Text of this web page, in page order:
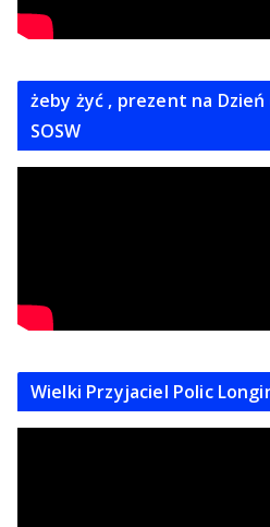
żeby żyć , prezent na Dzień
SOSW
Wielki Przyjaciel Polic